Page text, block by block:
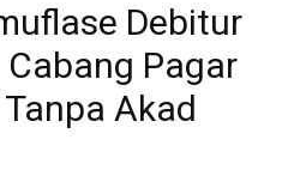
Debitur
Pagar
Akad